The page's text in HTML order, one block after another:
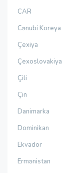
CAR
Cənubi Koreya
Çexiya
Çexoslovakiya
Çili
Çin
Danimarka
Dominikan
Ekvador
Ermənistan